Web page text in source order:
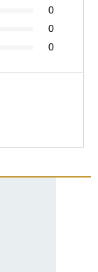
0
0
0